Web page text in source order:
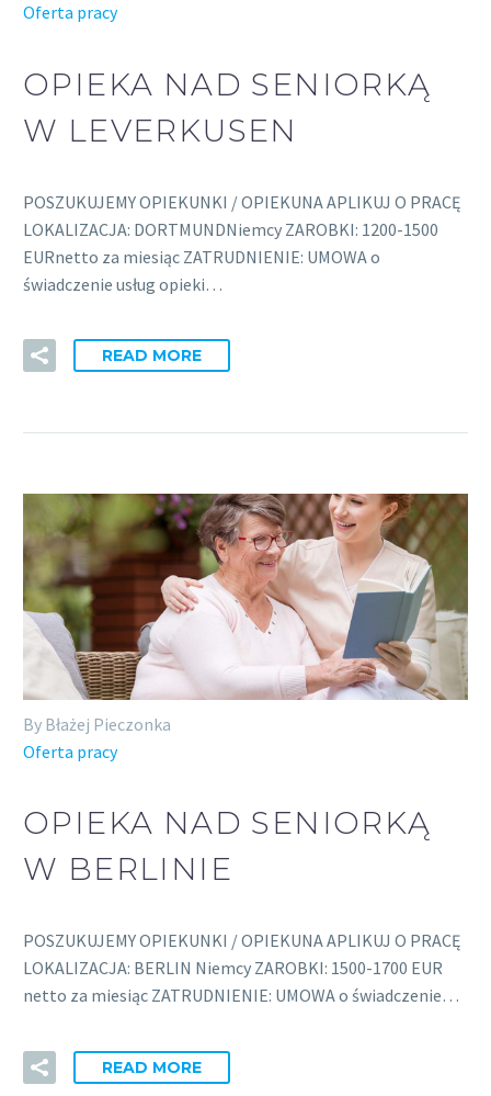
Oferta pracy
OPIEKA NAD SENIORKĄ
W LEVERKUSEN
POSZUKUJEMY OPIEKUNKI / OPIEKUNA APLIKUJ O PRACĘ
LOKALIZACJA: DORTMUNDNiemcy ZAROBKI: 1200-1500
EURnetto za miesiąc ZATRUDNIENIE: UMOWA o
świadczenie usług opieki…
READ MORE
By Błażej Pieczonka
Oferta pracy
OPIEKA NAD SENIORKĄ
W BERLINIE
POSZUKUJEMY OPIEKUNKI / OPIEKUNA APLIKUJ O PRACĘ
LOKALIZACJA: BERLIN Niemcy ZAROBKI: 1500-1700 EUR
netto za miesiąc ZATRUDNIENIE: UMOWA o świadczenie…
READ MORE